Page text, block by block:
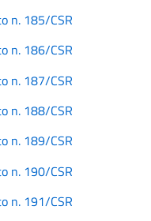
n. 185/CSR
n. 186/CSR
n. 187/CSR
n. 188/CSR
n. 189/CSR
n. 190/CSR
n. 191/CSR